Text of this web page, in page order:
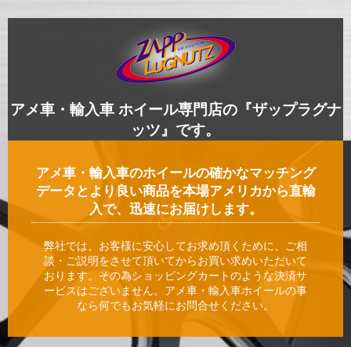
アメ車・輸入車 ホイール専門店の『ザップラグナ
ッツ』です。
アメ車・輸入車のホイールの確かなマッチング
データとより良い商品を本場アメリカから直輸
入で、迅速にお届けします。
弊社では、お客様に安心してお求め頂くために、ご相
談・ご説明をさせて頂いてからお買い求めいただいて
おります。その為ショッピングカートのような決済サ
ービスはございません。アメ車・輸入車ホイールの事
なら何でもお気軽にお問合せください。